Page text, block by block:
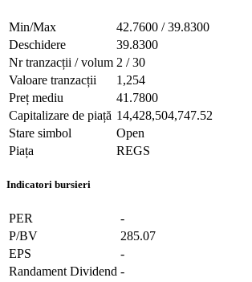
Min/Max
42.7600 / 39.8300
Deschidere
39.8300
Nr tranzacții / volum 2 / 30
Valoare tranzacții
1,254
Preț mediu
41.7800
Capitalizare de piață 14,428,504,747.52
Stare simbol
Open
Piața
REGS
Indicatori bursieri
PER
-
P/BV
285.07
EPS
-
Randament Dividend -